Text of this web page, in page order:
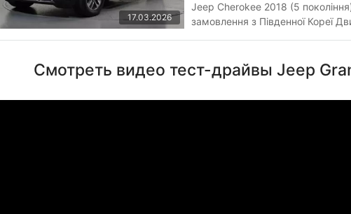
17.03.2026
Jeep Cherokee 2018 (5
замовлення з Південної Кореї Двигун: дизель 3.0 л КПП:
Смотреть видео тест-драйвы Jeep